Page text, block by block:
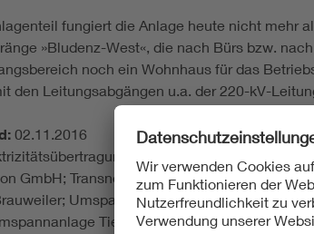
fungiert die Anlage heute nicht mehr
»Bludenz-West«, die nach Bürs bzw.
noch ein Wohnhaus für das
den Leitungsabgängen u.a. der 220-kV-
02.11.2016
/ -verteilung;
GmbH; TransnetBW GmbH; Herbertingen;
Umspannanlage Bürs;
Tiengen; Wohnhaus;